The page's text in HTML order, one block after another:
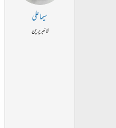
سیما علی
لائبریرین